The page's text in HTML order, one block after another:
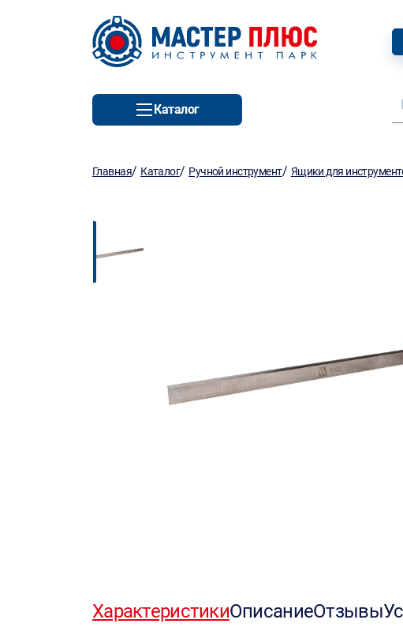
Каталог
Главная/ Каталог/ Ручной инструмент/ Ящики для
ХарактеристикиОписаниеОтзывы